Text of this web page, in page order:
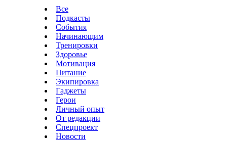
Все
Подкасты
События
Начинающим
Тренировки
Здоровье
Мотивация
Питание
Экипировка
Гаджеты
Герои
Личный опыт
От редакции
Спецпроект
Новости